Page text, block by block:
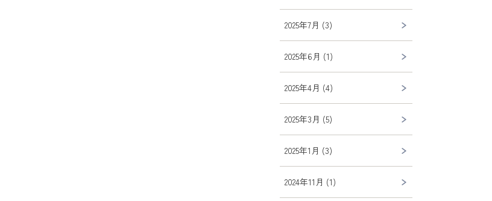
2025年7月 (3)
2025年6月 (1)
2025年4月 (4)
2025年3月 (5)
2025年1月 (3)
2024年11月 (1)